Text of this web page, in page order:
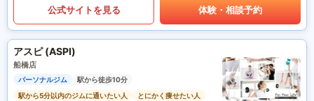
公式サイトを見る 体験・相談予約
アスピ (ASPI)
船橋店
パーソナルジム
駅から徒歩10分
駅から5分以内のジムに通いたい人
とにかく痩せたい人